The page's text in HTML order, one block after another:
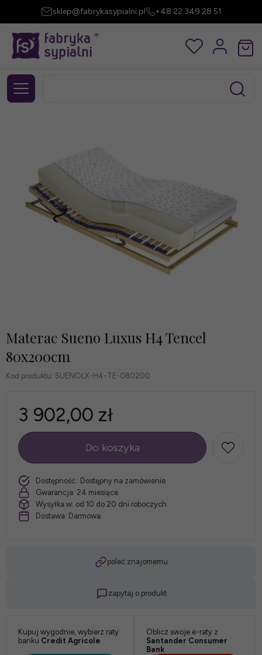
sklep@fabrykasypialni.pl +48 22 349 28 51
Materac Sueno Luxus H4 Tencel
80x200cm
Kod produktu: SUENOLX-H4-TE-080200
3 902,00 zł
szt.
Do koszyka
Dostępność: Dostępny na zamówienie
Gwarancja: 24 miesiące
Wysyłka w: od 10 do 20 dni roboczych
Dostawa: Darmowa
poleć znajomemu
zapytaj o produkt
Kupuj wygodnie, wybierz raty
banku Credit Agricole
Oblicz swoje e-raty z
Santander Consumer
Bank